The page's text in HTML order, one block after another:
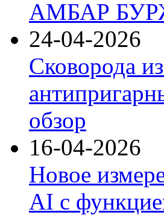
АМБАР
24-04-2026
Сковорода
обзор
16-04-2026
Новое
AI с